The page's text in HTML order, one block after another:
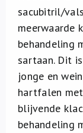
sacubitril/
meerwaarde
behandeling
sartaan. Dit
jonge en
hartfalen
blijvende
behandeling